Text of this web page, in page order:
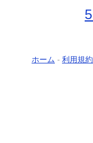
ホーム - 利用規約